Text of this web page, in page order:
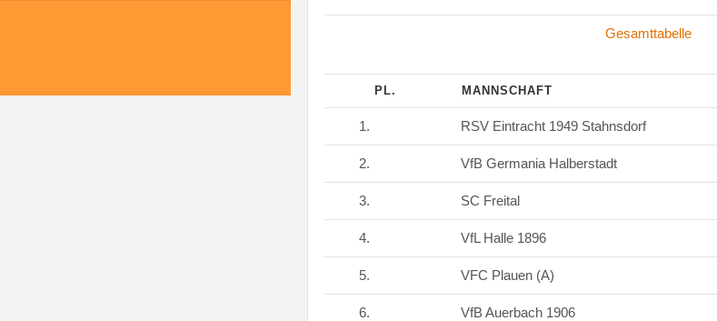
Gesamttabelle
PL. MANNSCHAFT
1. RSV Eintracht 1949 Stahnsdorf
2. VfB Germania Halberstadt
3. SC Freital
4. VfL Halle 1896
5. VFC Plauen (A)
6. VfB Auerbach 1906